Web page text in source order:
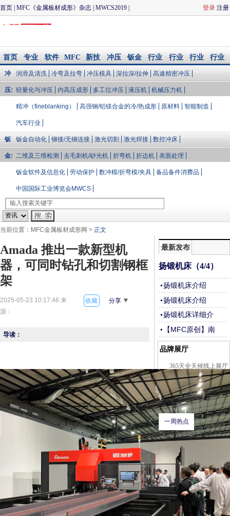
首页 MFC《金属板材成形》杂志 MWCS2019
CIMES2020 | 冲压与模具
注册
登录
首页
专业
知识
软件
模拟/
配件
MFC
会议
新技
术
冲压
与模
具
钣金
加工
行业
大V说
行业
会展
行业
资讯
行业
企业
库
冲
压:
润滑及清洗 冷弯及拉弯 冲压模具 深拉深/拉伸 高速精密冲压
轻量化与冲压 内高压成形 多工位冲压 液压机 机械压力机
精冲（fineblanking） 高强钢/铝镁合金的冷/热成形 原材料 智能制造
汽车行业
钣
金:
钣金自动化 铆接/无铆连接 激光切割 激光焊接 数控冲床
二维及三维检测 去毛刺机/砂光机 折弯机 折边机 表面处理
钣金软件及信息化 劳动保护 数冲模/折弯模/夹具 备品备件消费品
中国国际工业博览会MWCS
当前位置： MFC金属板材成形网 > 正文
Amada 推出一款新型机
器，可同时钻孔和切割钢框
架
2025-05-23 10:17:46 来
源：
收藏 分享
导读：
最新发布
扬锻机床（4/4）
扬锻机床介绍
（3/4）
扬锻机床介绍
（2/4）
扬锻机床详细介
绍（1/4）
【MFC原创】南
通佩晨：成为金
属三维切割行业
平台企业
品牌展厅
365天全天候线上展厅
推荐专
题
一周热点 月点击榜
1 【MFC原创】安德里
茨凯撒：深耕金属双极板
与定转子冲压解决方案
（27）
2 钣金折弯半径跟板厚度
之间的关系（图文对比）
（29）